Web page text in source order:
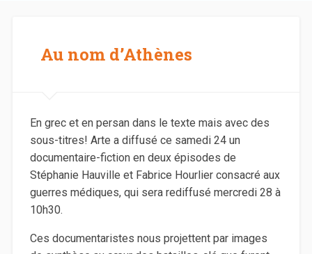
Au nom d’Athènes
En grec et en persan dans le texte mais avec des
sous-titres! Arte a diffusé ce samedi 24 un
documentaire-fiction en deux épisodes de
Stéphanie Hauville et Fabrice Hourlier consacré aux
guerres médiques, qui sera rediffusé mercredi 28 à
10h30.
Ces documentaristes nous projettent par images